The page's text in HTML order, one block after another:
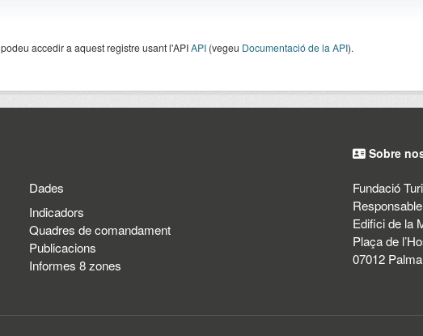
accedir a aquest registre usant l'APIAPI(vegeu Documentació de la API).
Dades
Indicadors
Quadres de comandament
Publicacions
Informes 8 zones
Sobre
Fundació
Edifici de la
Plaça de
07012